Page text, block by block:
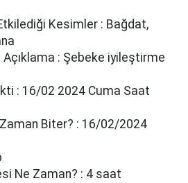
Kesimler : Bağdat,
: Şebeke i̇yi̇leşti̇rme
: 16/02 2024 Cuma Saat
Biter? : 16/02/2024
Ne Zaman? : 4 saat